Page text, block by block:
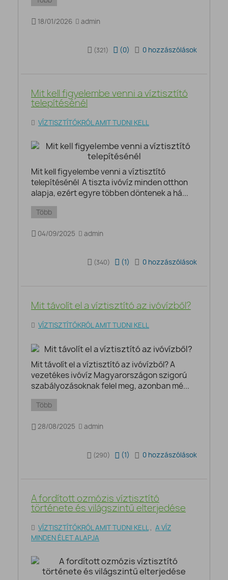
18/01/2026 admin
(321) (0) 0 hozzászólások
Mit kell figyelembe venni a víztisztító
telepítésénél
VÍZTISZTÍTÓKRÓL AMIT TUDNI KELL
Mit kell figyelembe venni a víztisztító
telepítésénél A tiszta ivóvíz minden otthon
alapja, ezért egyre többen döntenek a há...
Több
04/09/2025 admin
(340) (1) 0 hozzászólások
Mit távolít el a víztisztító az ivóvízből?
VÍZTISZTÍTÓKRÓL AMIT TUDNI KELL
Mit távolít el a víztisztító az ivóvízből? A
vezetékes ivóvíz Magyarországon szigorú
szabályozásoknak felel meg, azonban mé...
Több
28/08/2025 admin
(290) (1) 0 hozzászólások
A fordított ozmózis víztisztító
története és világszintű elterjedése
VÍZTISZTÍTÓKRÓL AMIT TUDNI KELL, A VÍZ
MINDEN ÉLET ALAPJA